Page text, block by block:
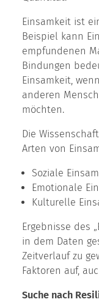
Einsamkeit ist
Beispiel kann
empfundenen
Bindungen
Einsamkeit,
anderen
möchten.
Die
Arten von
Soziale
Emotionale
Kulturelle
Ergebnisse des
in dem Daten
Zeitverlauf zu
Faktoren auf,
Suche nach